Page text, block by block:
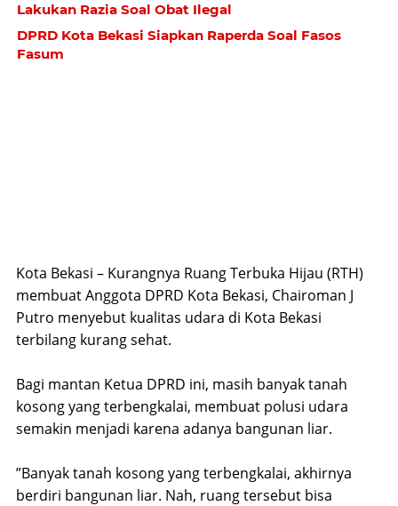
Lakukan Razia Soal Obat Ilegal
DPRD Kota Bekasi Siapkan Raperda Soal Fasos
Fasum
Kota Bekasi – Kurangnya Ruang Terbuka Hijau (RTH)
membuat Anggota DPRD Kota Bekasi, Chairoman J
Putro menyebut kualitas udara di Kota Bekasi
terbilang kurang sehat.
Bagi mantan Ketua DPRD ini, masih banyak tanah
kosong yang terbengkalai, membuat polusi udara
semakin menjadi karena adanya bangunan liar.
”Banyak tanah kosong yang terbengkalai, akhirnya
berdiri bangunan liar. Nah, ruang tersebut bisa